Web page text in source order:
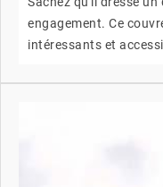
engagement. Ce
intéressants et